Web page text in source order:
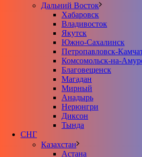
Дальний Восток
Хабаровск
Владивосток
Якутск
Южно-Сахалинск
Петропавловск-
Комсомольск-на-
Благовещенск
Магадан
Мирный
Анадырь
Нерюнгри
Диксон
Тында
СНГ
Казахстан
Астана